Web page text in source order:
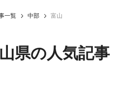
一覧 中部 富山
県の人気記事